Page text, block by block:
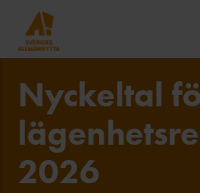
Nyckeltal
2026